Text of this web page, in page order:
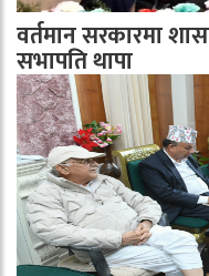
वर्तमान सरकारमा
सभापति थापा